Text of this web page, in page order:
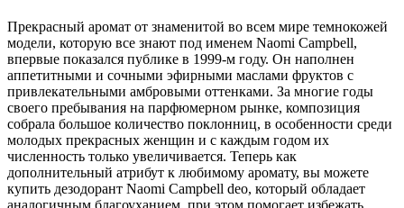
Прекрасный аромат от знаменитой во всем мире темнокожей
модели, которую все знают под именем Naomi Campbell,
впервые показался публике в 1999-м году. Он наполнен
аппетитными и сочными эфирными маслами фруктов с
привлекательными амбровыми оттенками. За многие годы
своего пребывания на парфюмерном рынке, композиция
собрала большое количество поклонниц, в особенности среди
молодых прекрасных женщин и с каждым годом их
численность только увеличивается. Теперь как
дополнительный атрибут к любимому аромату, вы можете
купить дезодорант Naomi Campbell deo, который обладает